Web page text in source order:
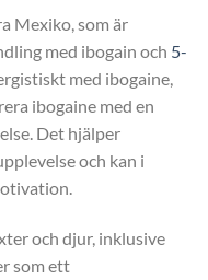
Mexiko, som är
med ibogain och 5-
med ibogaine,
ibogaine med en
Det hjälper
och kan i
och djur, inklusive
som ett